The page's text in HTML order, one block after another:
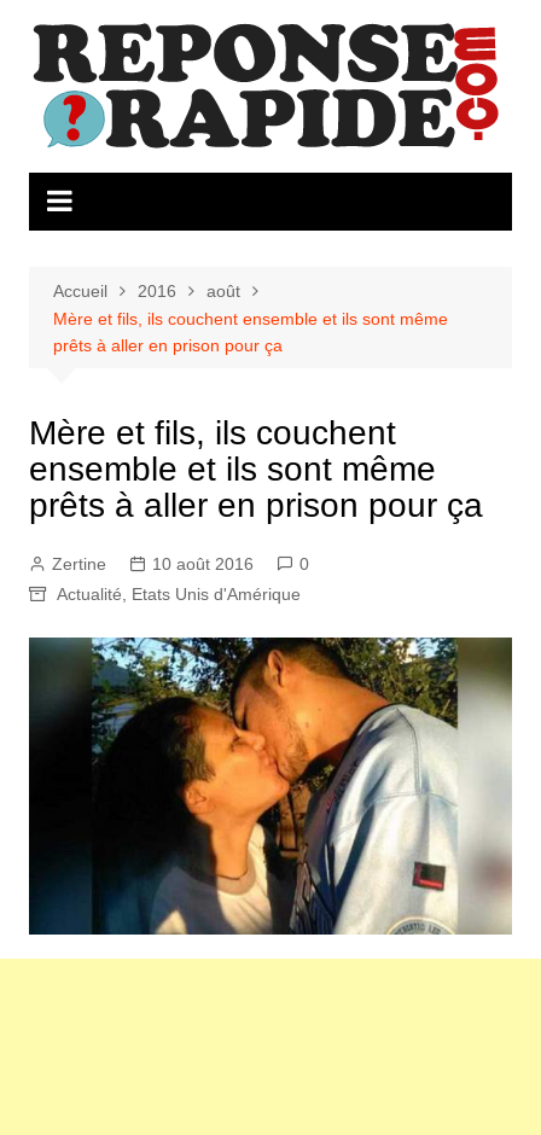
contenu
Accueil 2016
août
Mère et fils, ils couchent ensemble et ils sont même
prêts à aller en prison pour ça
Mère et fils, ils couchent
ensemble et ils sont même
prêts à aller en prison pour ça
Zertine 10 août 2016
0
Actualité
Etats Unis d'Amérique